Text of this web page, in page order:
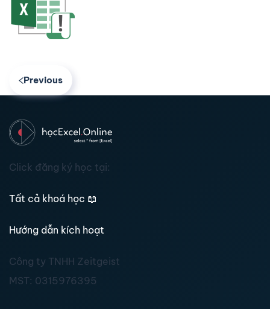
Previous
Click đăng ký học tại:
Tất cả khoá học 📖
Hướng dẫn kích hoạt
Công ty TNHH Zeitgeist
MST: 0315976395